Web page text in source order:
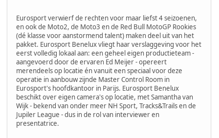
Eurosport verwierf de rechten voor maar liefst 4 seizoenen,
en ook de Moto2, de Moto3 en de Red Bull MotoGP Rookies
(dé klasse voor aanstormend talent) maken deel uit van het
pakket. Eurosport Benelux vliegt haar verslaggeving voor het
eerst volledig lokaal aan: een geheel eigen productieteam -
aangevoerd door de ervaren Ed Meijer - opereert
merendeels op locatie én vanuit een speciaal voor deze
operatie in aanbouw zijnde Master Control Room in
Eurosport's hoofdkantoor in Parijs. Eurosport Benelux
beschikt over eigen camera's op locatie, met Samantha van
Wijk - bekend van onder meer NH Sport, Tracks&Trails en de
Jupiler League - dus in de rol van interviewer en
presentatrice.